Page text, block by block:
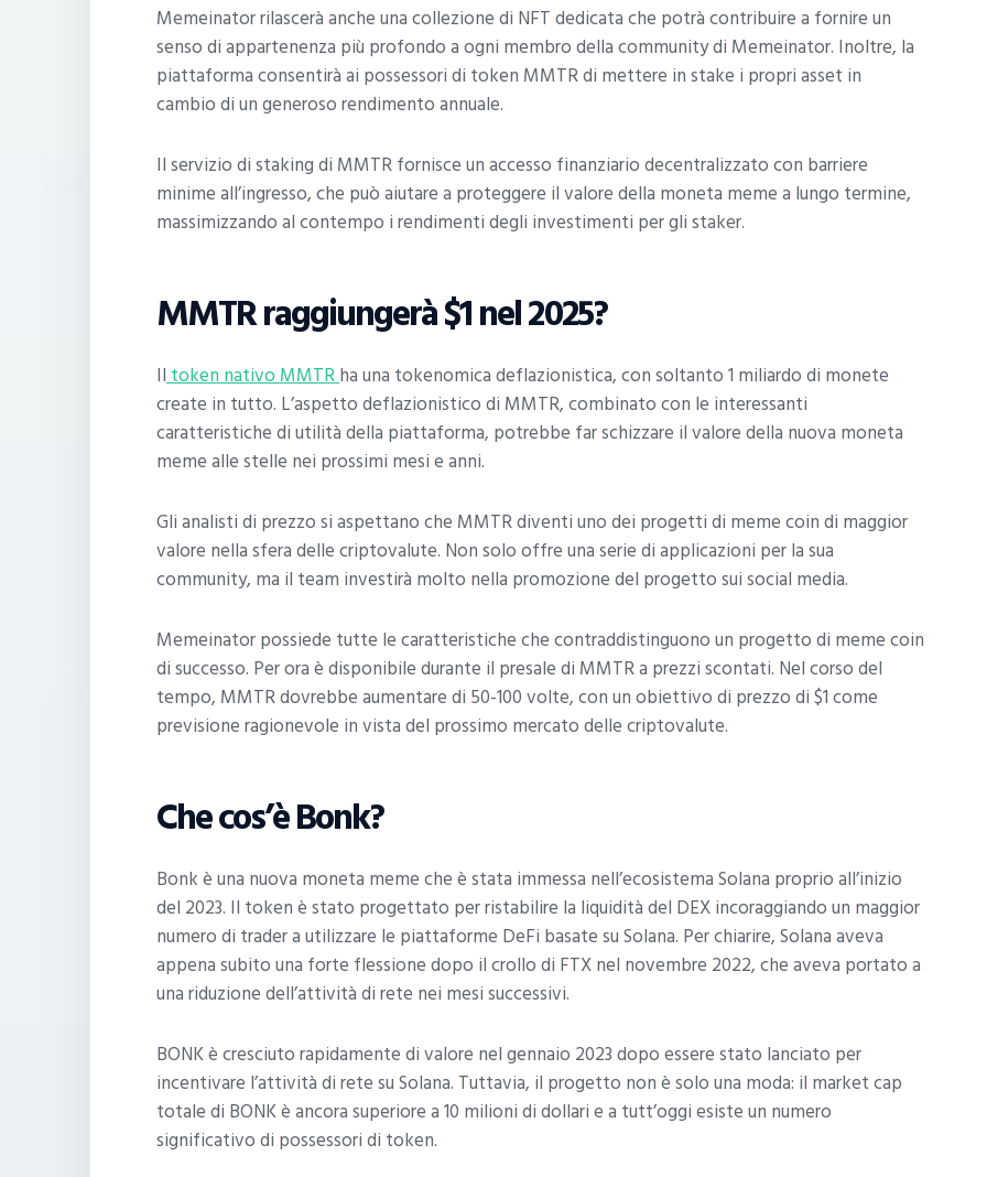
Memeinator rilascerà anche una collezione di NFT dedicata che potrà contribuire a fornire un
senso di appartenenza più profondo a ogni membro della community di Memeinator. Inoltre, la
piattaforma consentirà ai possessori di token MMTR di mettere in stake i propri asset in
cambio di un generoso rendimento annuale.
Il servizio di staking di MMTR fornisce un accesso finanziario decentralizzato con barriere
minime all’ingresso, che può aiutare a proteggere il valore della moneta meme a lungo termine,
massimizzando al contempo i rendimenti degli investimenti per gli staker.
MMTR raggiungerà $1 nel 2025?
Iltoken nativo MMTRha una tokenomica deflazionistica, con soltanto 1 miliardo di monete
create in tutto. L’aspetto deflazionistico di MMTR, combinato con le interessanti
caratteristiche di utilità della piattaforma, potrebbe far schizzare il valore della nuova moneta
meme alle stelle nei prossimi mesi e anni.
Gli analisti di prezzo si aspettano che MMTR diventi uno dei progetti di meme coin di maggior
valore nella sfera delle criptovalute. Non solo offre una serie di applicazioni per la sua
community, ma il team investirà molto nella promozione del progetto sui social media.
Memeinator possiede tutte le caratteristiche che contraddistinguono un progetto di meme coin
di successo. Per ora è disponibile durante il presale di MMTR a prezzi scontati. Nel corso del
tempo, MMTR dovrebbe aumentare di 50-100 volte, con un obiettivo di prezzo di $1 come
previsione ragionevole in vista del prossimo mercato delle criptovalute.
Che cos’è Bonk?
Bonk è una nuova moneta meme che è stata immessa nell’ecosistema Solana proprio all’inizio
del 2023. Il token è stato progettato per ristabilire la liquidità del DEX incoraggiando un maggior
numero di trader a utilizzare le piattaforme DeFi basate su Solana. Per chiarire, Solana aveva
appena subito una forte flessione dopo il crollo di FTX nel novembre 2022, che aveva portato a
una riduzione dell’attività di rete nei mesi successivi.
BONK è cresciuto rapidamente di valore nel gennaio 2023 dopo essere stato lanciato per
incentivare l’attività di rete su Solana. Tuttavia, il progetto non è solo una moda: il market cap
totale di BONK è ancora superiore a 10 milioni di dollari e a tutt’oggi esiste un numero
significativo di possessori di token.